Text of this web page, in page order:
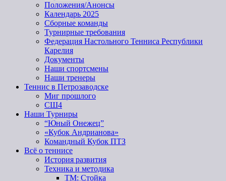
Положения/Анонсы
Календарь 2025
Сборные команды
Турнирные требования
Федерация Настольного Тенниса Республики
Карелия
Документы
Наши спортсмены
Наши тренеры
Теннис в Петрозаводске
Миг прошлого
СШ4
Наши Турниры
“Юный Онежец”
«Кубок Андрианова»
Командный Кубок ПТЗ
Всё о теннисе
История развития
Техника и методика
ТМ: Стойка